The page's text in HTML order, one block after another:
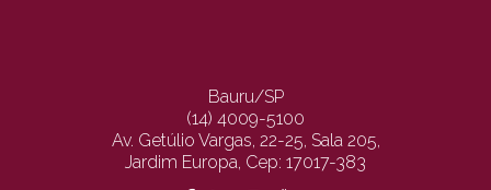
Bauru/SP
(14) 4009-5100
Av. Getúlio Vargas, 22-25, Sala 205,
Jardim Europa, Cep: 17017-383